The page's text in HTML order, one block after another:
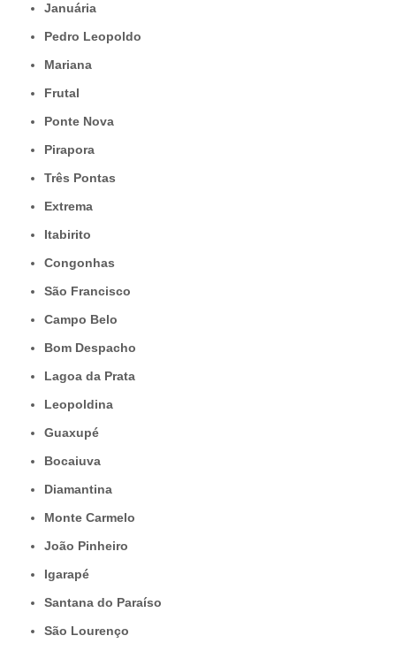
Januária
Pedro Leopoldo
Mariana
Frutal
Ponte Nova
Pirapora
Três Pontas
Extrema
Itabirito
Congonhas
São Francisco
Campo Belo
Bom Despacho
Lagoa da Prata
Leopoldina
Guaxupé
Bocaiuva
Diamantina
Monte Carmelo
João Pinheiro
Igarapé
Santana do Paraíso
São Lourenço